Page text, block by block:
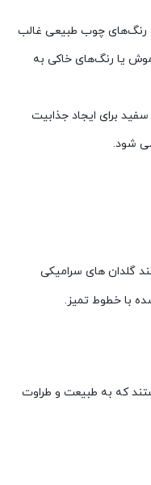
رنگ‌های چوب طبیعی غالب
یا رنگ‌های خاکی به
برای ایجاد جذابیت
شود.
گلدان های سرامیکی
با خطوط تمیز.
که به طبیعت و طراوت